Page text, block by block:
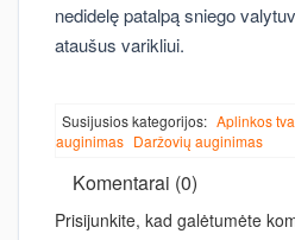
nedidelę patalpą sniego
ataušus varikliui.
Susijusios kategorijos: Aplinkos
auginimas Daržovių auginimas
Komentarai (0)
Prisijunkite, kad galėtumėte